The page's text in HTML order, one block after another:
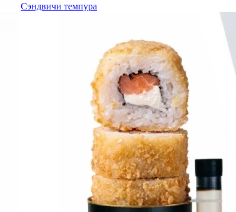
Сэндвичи темпура